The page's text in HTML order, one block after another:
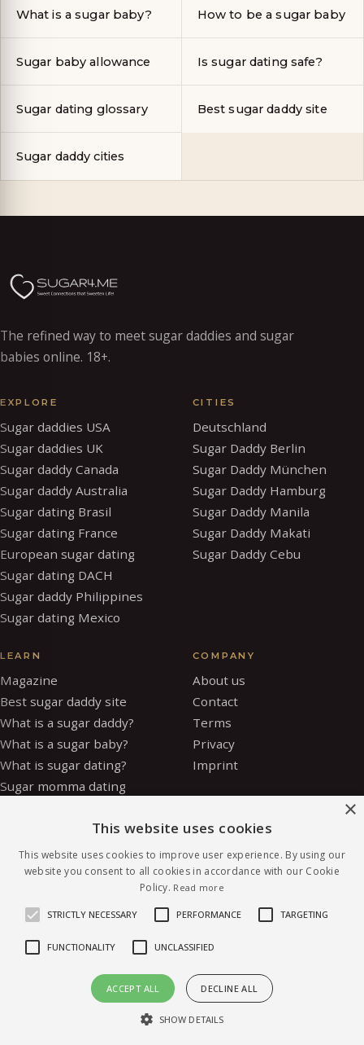
What is a sugar baby? How to be a sugar baby
Sugar baby allowance Is sugar dating safe?
Sugar dating glossary Best sugar daddy site
Sugar daddy cities
The refined way to meet sugar daddies and sugar
babies online. 18+.
EXPLORE
Sugar daddies USA
Sugar daddies UK
Sugar daddy Canada
Sugar daddy Australia
Sugar dating Brasil
Sugar dating France
European sugar dating
Sugar dating DACH
Sugar daddy Philippines
Sugar dating Mexico
CITIES
Deutschland
Sugar Daddy Berlin
Sugar Daddy München
Sugar Daddy Hamburg
Sugar Daddy Manila
Sugar Daddy Makati
Sugar Daddy Cebu
LEARN
Magazine
Best sugar daddy site
What is a sugar daddy?
What is a sugar baby?
What is sugar dating?
Sugar momma dating
How to be a sugar baby
Sugar baby allowance
Glossary
Sugar daddy vs OnlyFans
Safety
COMPANY
About us
Contact
Terms
Privacy
Imprint
© 2026 sugar4.me · 18+ only
×
This website uses cookies
This website uses cookies to improve user experience. By using our
website you consent to all cookies in accordance with our Cookie
Policy. Read more
STRICTLY NECESSARY PERFORMANCE TARGETING
FUNCTIONALITY UNCLASSIFIED
ACCEPT ALL DECLINE ALL
SHOW DETAILS